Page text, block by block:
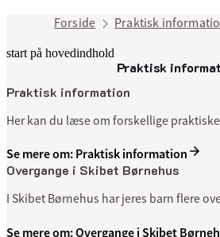
Forside Praktisk
start på hovedindhold
Praktisk senest
Praktisk information
Her kan du læse om forskellige
Se mere om: Praktisk information
Overgange i Skibet Børnehus
I Skibet Børnehus har jeres barn flere
Se mere om: Overgange i Skibet